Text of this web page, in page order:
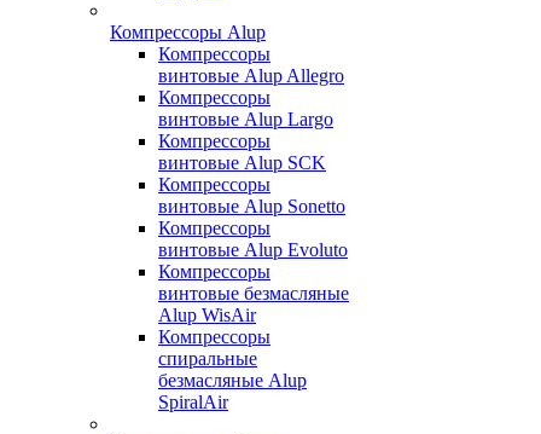
Компрессоры Alup
Компрессоры
винтовые Alup Allegro
Компрессоры
винтовые Alup Largo
Компрессоры
винтовые Alup SCK
Компрессоры
винтовые Alup Sonetto
Компрессоры
винтовые Alup Evoluto
Компрессоры
винтовые безмасляные
Alup WisAir
Компрессоры
спиральные
безмасляные Alup
SpiralAir